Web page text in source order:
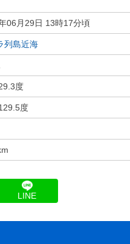
06月29日 13時17分頃
列島近海
度
度
LINE